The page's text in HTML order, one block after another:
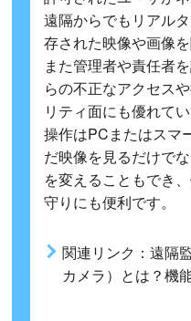
遠隔からでもリアル
存された映像や画像を
また管理者や責任者
らの不正なアクセス
リティ面にも優れてい
操作はPCまたはスマ
だ映像を見るだけで
を変えることもでき
守りにも便利です。
関連リンク：遠隔
カメラ）とは？機